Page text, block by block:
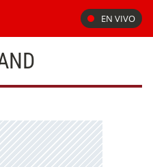
EN VIVO